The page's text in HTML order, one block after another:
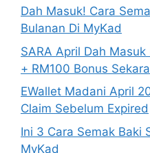
Dah Masuk! Cara
Bulanan Di MyKad
SARA April Dah
+ RM100 Bonus
EWallet Madani April
Claim Sebelum Expired
Ini 3 Cara Semak Baki
MyKad